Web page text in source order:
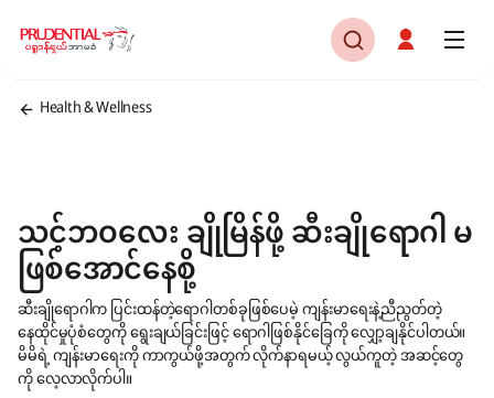
Health & Wellness
သင့်ဘဝလေး ချိုမြိန်ဖို့ ဆီးချိုရောဂါ မ
ဖြစ်အောင်နေစို့
ဆီးချိုရောဂါက ပြင်းထန်တဲ့ရောဂါတစ်ခုဖြစ်ပေမဲ့ ကျန်းမာရေးနဲ့ညီညွတ်တဲ့
နေထိုင်မှုပုံစံတွေကို ရွေးချယ်ခြင်းဖြင့် ရောဂါဖြစ်နိုင်ခြေကို လျှော့ချနိုင်ပါတယ်။
မိမိရဲ့ ကျန်းမာရေးကို ကာကွယ်ဖို့အတွက် လိုက်နာရမယ့် လွယ်ကူတဲ့ အဆင့်တွေ
ကို လေ့လာလိုက်ပါ။